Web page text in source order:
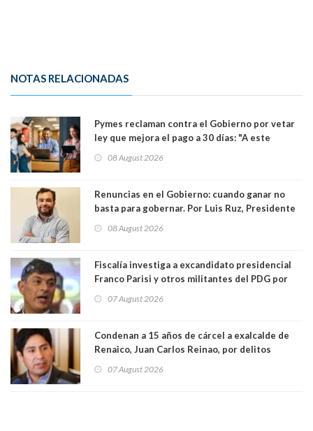
NOTAS RELACIONADAS
Pymes reclaman contra el Gobierno por vetar
ley que mejora el pago a 30 días: "A este
medianas empresas"
08 August 2026
Renuncias en el Gobierno: cuando ganar no
basta para gobernar. Por Luis Ruz, Presidente
08 August 2026
Fiscalía investiga a excandidato presidencial
Franco Parisi y otros militantes del PDG por
07 August 2026
Condenan a 15 años de cárcel a exalcalde de
Renaico, Juan Carlos Reinao, por delitos
07 August 2026